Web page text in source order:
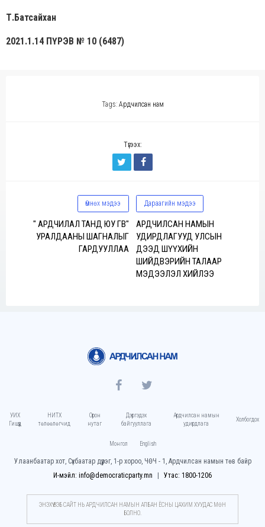
Т.Батсайхан
2021.1.14 ПҮРЭВ № 10 (6487)
Tags: Ардчилсан нам
Түгээх:
Өмнөх мэдээ
" АРДЧИЛАЛ ТАНД ЮУ ӨГӨВ"
УРАЛДААНЫ ШАГНАЛЫГ
ГАРДУУЛЛАА
Дараагийн мэдээ
АРДЧИЛСАН НАМЫН
УДИРДЛАГУУД УЛСЫН
ДЭЭД ШҮҮХИЙН
ШИЙДВЭРИЙН ТАЛААР
МЭДЭЭЛЭЛ ХИЙЛЭЭ
УИХ
Гишүүд
НИТХ
төлөөлөгчид
Орон
нутаг
Дэргэдэх
байгууллага
Ардчилсан намын
удирдлага
Холбогдох
Монгол English
Улаанбаатар хот, Сүхбаатар дүүрэг, 1-р хороо, ЧӨЧ - 1, Ардчилсан намын төв байр
И-мэйл: info@democraticparty.mn
Утас: 1800-1206
ЭНЭХҮҮ ВЭБ САЙТ НЬ АРДЧИЛСАН НАМЫН АЛБАН ЁСНЫ ЦАХИМ ХУУДАC МӨН
БОЛНО.